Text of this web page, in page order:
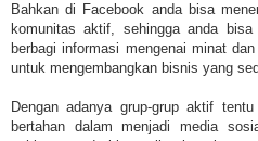
Bahkan di Facebook anda bisa
komunitas aktif, sehingga anda
berbagi informasi mengenai minat
untuk mengembangkan bisnis yang
Dengan adanya grup-grup aktif
bertahan dalam menjadi media